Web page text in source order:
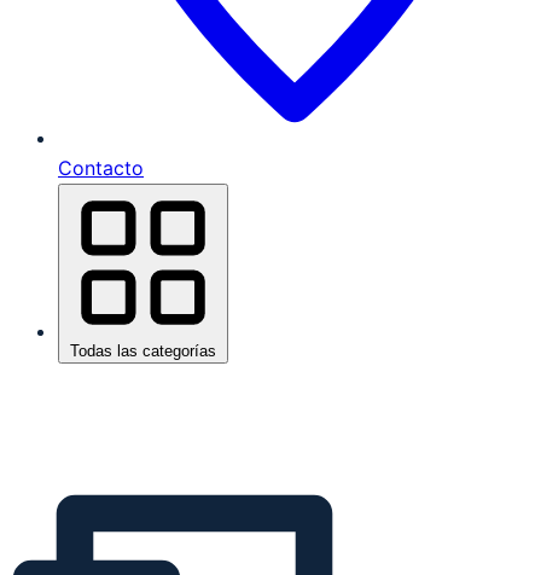
Contacto
Todas las categorías